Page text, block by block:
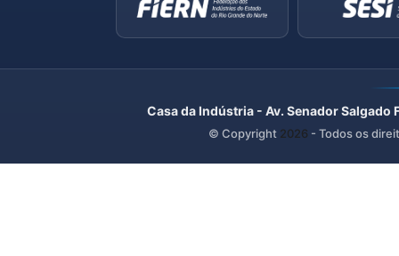
Casa da Indústria - Av. Senador
© Copyright 2026 - Todos os